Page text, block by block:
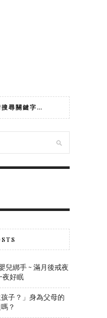
尋關鍵字…
兒綁手 ~ 滿月後戒夜
夜好眠
孩子？」身為父母的
？